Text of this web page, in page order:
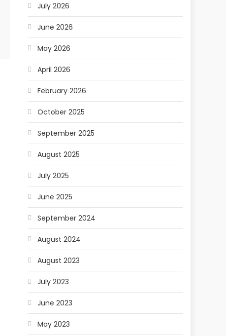
July 2026
June 2026
May 2026
April 2026
February 2026
October 2025
September 2025
August 2025
July 2025
June 2025
September 2024
August 2024
August 2023
July 2023
June 2023
May 2023